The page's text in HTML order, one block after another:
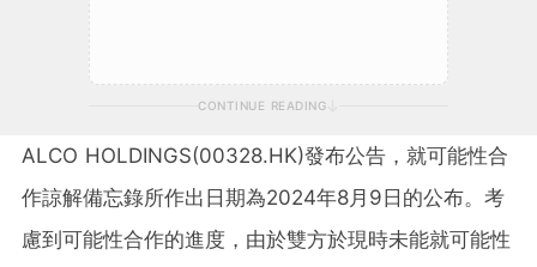
CONTINUE READING
ALCO HOLDINGS(00328.HK)發布公告，就可能性合
作諒解備忘錄所作出日期為2024年8月9日的公布。考
慮到可能性合作的進度，由於雙方於現時未能就可能性